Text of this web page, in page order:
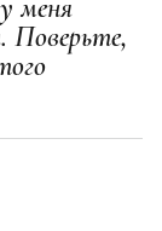
меня
Поверьте,